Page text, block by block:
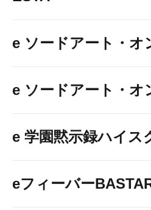
e ソードアート・オ
e ソードアート・オ
e 学園黙示録ハイス
eフィーバー